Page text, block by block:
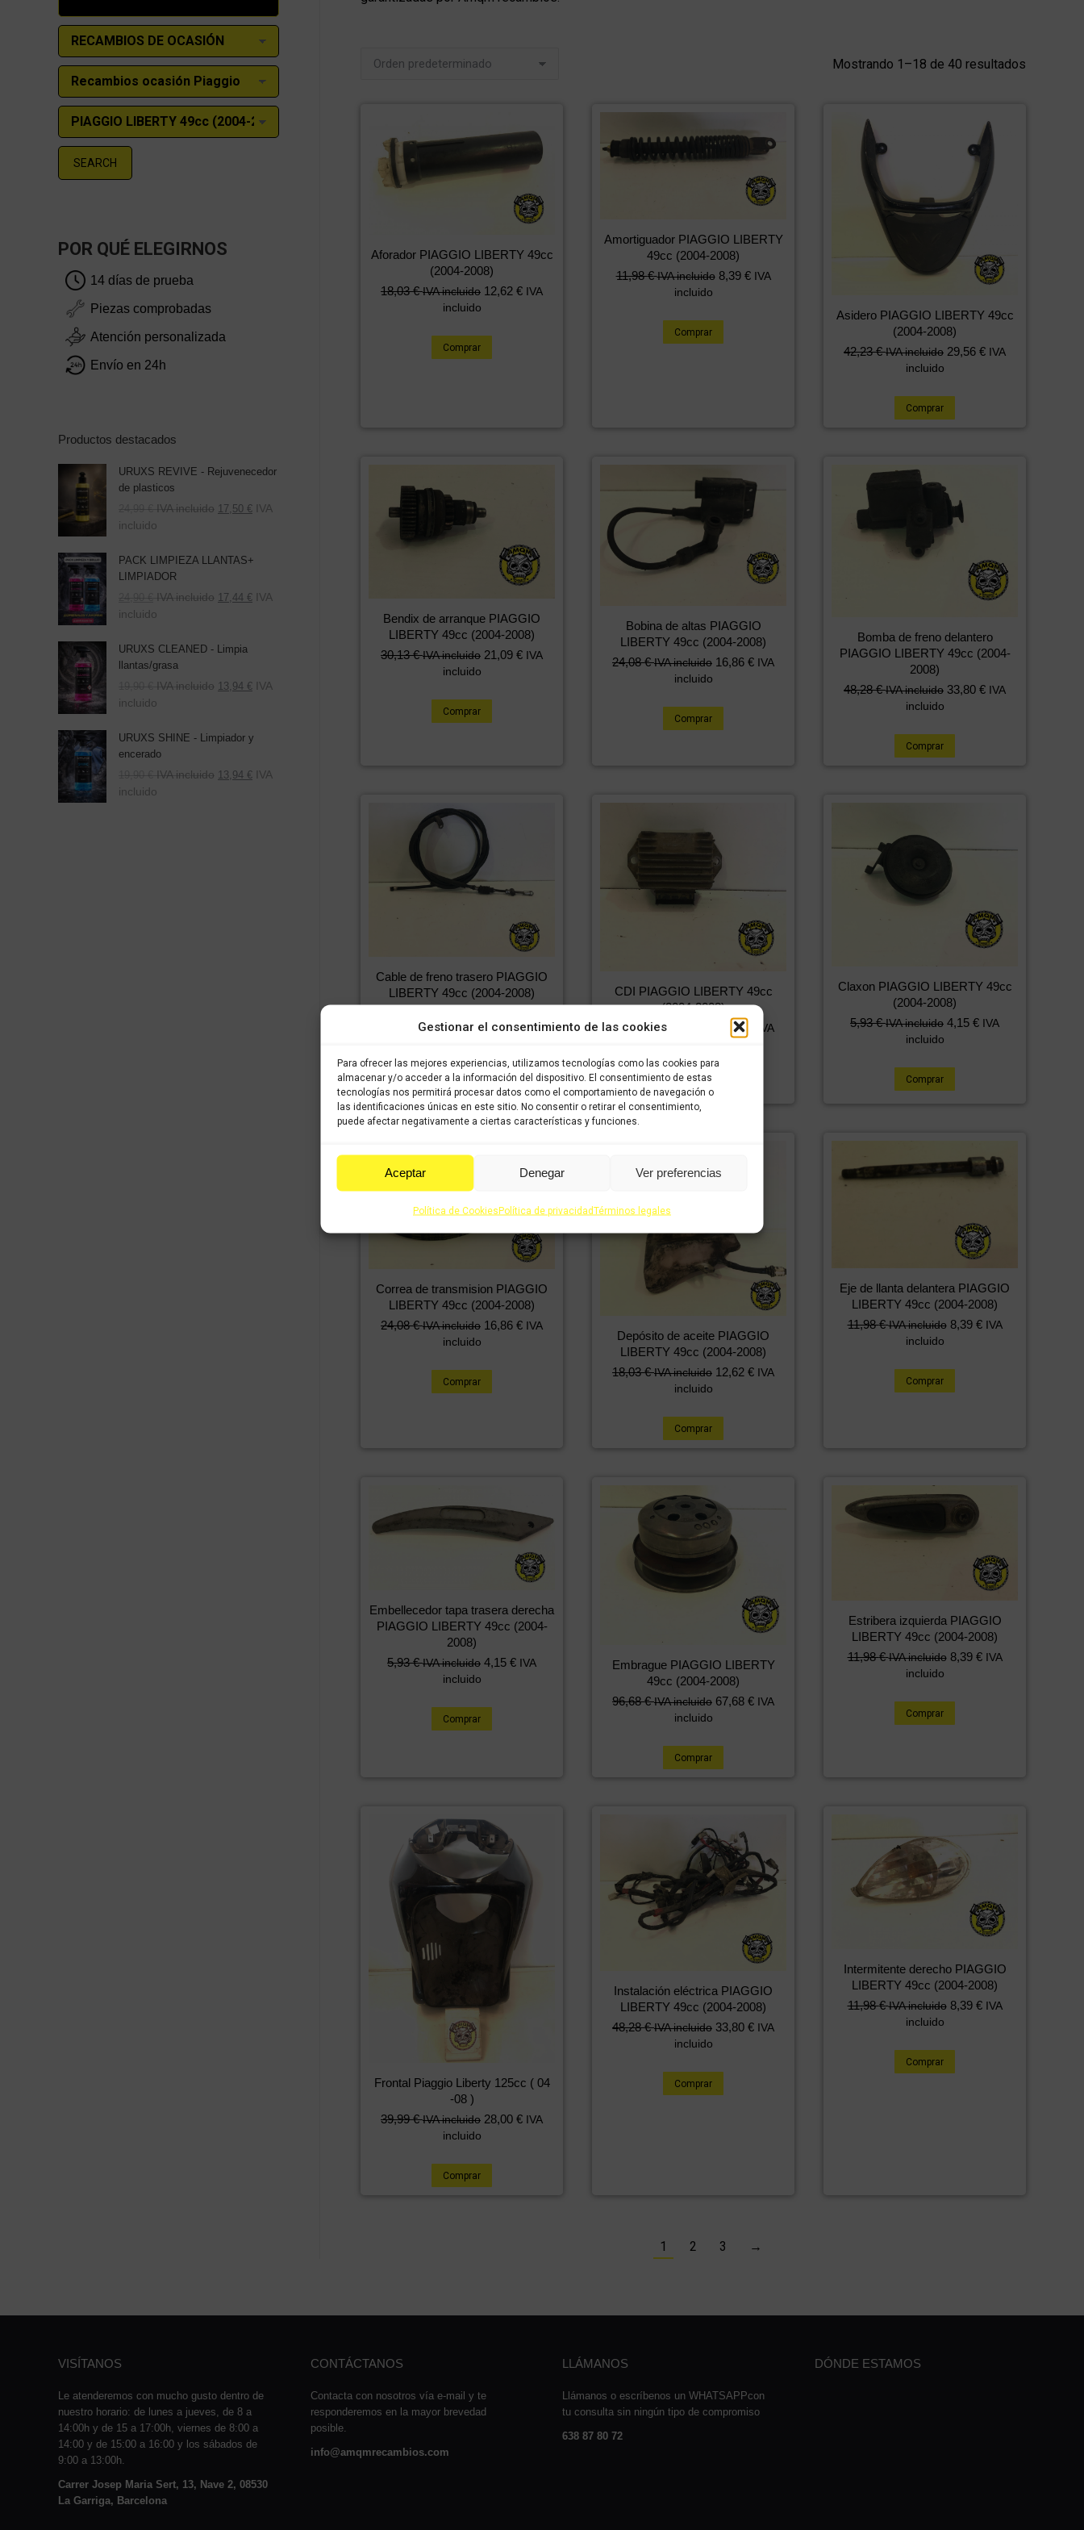
Gestionar el consentimiento de las cookies
Para ofrecer las mejores experiencias, utilizamos tecnologías como las cookies para
almacenar y/o acceder a la información del dispositivo. El consentimiento de estas
tecnologías nos permitirá procesar datos como el comportamiento de navegación o
las identificaciones únicas en este sitio. No consentir o retirar el consentimiento,
puede afectar negativamente a ciertas características y funciones.
Aceptar Denegar Ver preferencias
Política de CookiesPolítica de privacidadTérminos legales
Mostrando 1–18 de 40 resultados
Aforador PIAGGIO LIBERTY 49cc
(2004-2008)
18,03€ IVA incluido 12,62 € IVA
incluido
Comprar
Amortiguador PIAGGIO LIBERTY
49cc (2004-2008)
11,98€ IVA incluido 8,39 € IVA
incluido
Comprar
Asidero PIAGGIO LIBERTY 49cc
(2004-2008)
42,23€ IVA incluido 29,56 € IVA
incluido
Comprar
Bendix de arranque PIAGGIO
LIBERTY 49cc (2004-2008)
30,13€ IVA incluido 21,09 € IVA
incluido
Comprar
Bobina de altas PIAGGIO
LIBERTY 49cc (2004-2008)
24,08€ IVA incluido 16,86 € IVA
incluido
Comprar
Bomba de freno delantero
PIAGGIO LIBERTY 49cc (2004-
2008)
48,28€ IVA incluido 33,80 € IVA
incluido
Comprar
Cable de freno trasero PIAGGIO
LIBERTY 49cc (2004-2008)
incluido
Comprar
CDI PIAGGIO LIBERTY 49cc
(2004-2008)
42,23€ IVA incluido 29,56
IVA
Comprar
Claxon PIAGGIO LIBERTY 49cc
(2004-2008)
5,93€ IVA incluido 4,15 € IVA
incluido
Comprar
Correa de transmision PIAGGIO
LIBERTY 49cc (2004-2008)
24,08€ IVA incluido 16,86 € IVA
incluido
Comprar
Depósito de aceite PIAGGIO
LIBERTY 49cc (2004-2008)
18,03€ IVA incluido 12,62 € IVA
incluido
Comprar
Eje de llanta delantera PIAGGIO
LIBERTY 49cc (2004-2008)
11,98€ IVA incluido 8,39 € IVA
incluido
Comprar
Embellecedor tapa trasera derecha
PIAGGIO LIBERTY 49cc (2004-
2008)
5,93€ IVA incluido 4,15 € IVA
incluido
Comprar
Embrague PIAGGIO LIBERTY
49cc (2004-2008)
96,68€ IVA incluido 67,68 € IVA
incluido
Comprar
Estribera izquierda PIAGGIO
LIBERTY 49cc (2004-2008)
11,98€ IVA incluido 8,39 € IVA
incluido
Comprar
Frontal Piaggio Liberty 125cc ( 04
-08 )
39,99€ IVA incluido 28,00 € IVA
incluido
Comprar
Instalación eléctrica PIAGGIO
LIBERTY 49cc (2004-2008)
48,28€ IVA incluido 33,80 € IVA
incluido
Comprar
Intermitente derecho PIAGGIO
LIBERTY 49cc (2004-2008)
11,98€ IVA incluido 8,39 € IVA
incluido
Comprar
1 2 3 →
SEARCH
POR QUÉ ELEGIRNOS
14 días de prueba
Piezas comprobadas
Atención personalizada
Envío en 24h
Productos destacados
URUXS REVIVE - Rejuvenecedor
de plasticos
24,99 € IVA incluido 17,50 € IVA
incluido
PACK LIMPIEZA LLANTAS+
LIMPIADOR
El
precio
era:
39,80 €.
24,90 € El
precio
es:
24,90 €.
IVA incluido 17,44 € IVA
incluido
URUXS CLEANED - Limpia
llantas/grasa
19,90 € IVA incluido 13,94 € IVA
incluido
URUXS SHINE - Limpiador y
encerado
19,90 € IVA incluido 13,94 € IVA
incluido
VISÍTANOS
Le atenderemos con mucho gusto dentro de
nuestro horario: de lunes a jueves, de 8 a
14:00h y de 15 a 17:00h, viernes de 8:00 a
14:00 y de 15:00 a 16:00 y los sábados de
9:00 a 13:00h.
Carrer Josep Maria Sert, 13, Nave 2, 08530
La Garriga, Barcelona
CONTÁCTANOS
Contacta con nosotros vía e-mail y te
responderemos en la mayor brevedad
posible.
info@amqmrecambios.com
LLÁMANOS
Llámanos o escríbenos un WHATSAPPcon
tu consulta sin ningún tipo de compromiso
638 87 80 72
DÓNDE ESTAMOS